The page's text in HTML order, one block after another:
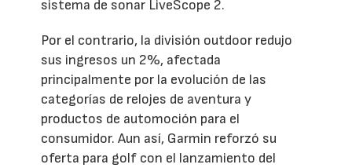
sistema de sonar LiveScope 2.
Por el contrario, la división outdoor redujo
sus ingresos un 2%, afectada
principalmente por la evolución de las
categorías de relojes de aventura y
productos de automoción para el
consumidor. Aun así, Garmin reforzó su
oferta para golf con el lanzamiento del